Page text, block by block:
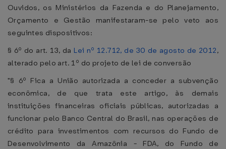
Ouvidos, os Ministérios da Fazenda e do Planejamento,
Orçamento e Gestão manifestaram-se pelo veto aos
seguintes dispositivos:
§ 6º do art. 13, da Lei nº 12.712, de 30 de agosto de 2012,
alterado pelo art. 1º do projeto de lei de conversão
"§ 6º Fica a União autorizada a conceder a subvenção
econômica, de que trata este artigo, às demais
instituições financeiras oficiais públicas, autorizadas a
funcionar pelo Banco Central do Brasil, nas operações de
crédito para investimentos com recursos do Fundo de
Desenvolvimento da Amazônia - FDA, do Fundo de